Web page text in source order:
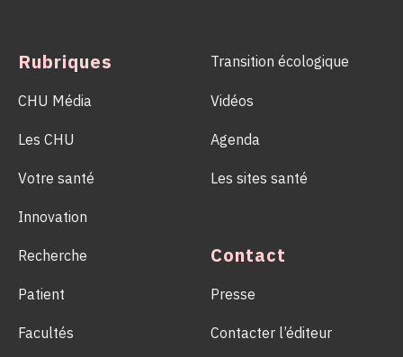
Rubriques
CHU Média
Les CHU
Votre santé
Innovation
Recherche
Patient
Facultés
Transition écologique
Vidéos
Agenda
Les sites santé
Contact
Presse
Contacter l’éditeur